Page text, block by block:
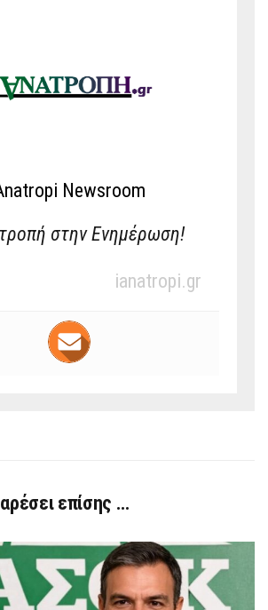
Newsroom
στην Ενημέρωση!
ianatropi.gr
επίσης …